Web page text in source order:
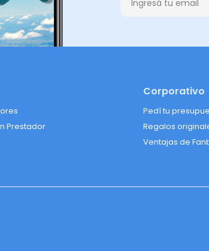
Prestador
Corporativo
Pedí tu
Regalos
Ventajas de